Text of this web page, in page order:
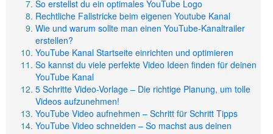
So erstellst du ein optimales YouTube Logo
Rechtliche Fallstricke beim eigenen Youtube Kanal
Wie und warum sollte man einen YouTube-Kanaltrailer
erstellen?
YouTube Kanal Startseite einrichten und optimieren
So kannst du viele perfekte Video Ideen finden für deinen
YouTube Kanal
5 Schritte Video-Vorlage – Die richtige Planung, um tolle
Videos aufzunehmen!
YouTube Video aufnehmen – Schritt für Schritt Tipps
YouTube Video schneiden – So machst aus deinen